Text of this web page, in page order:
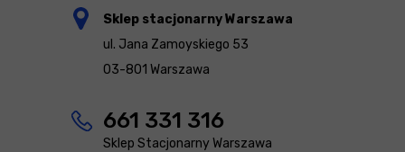
Sklep stacjonarny Warszawa
ul. Jana Zamoyskiego 53
03-801 Warszawa
661 331 316
Sklep Stacjonarny Warszawa